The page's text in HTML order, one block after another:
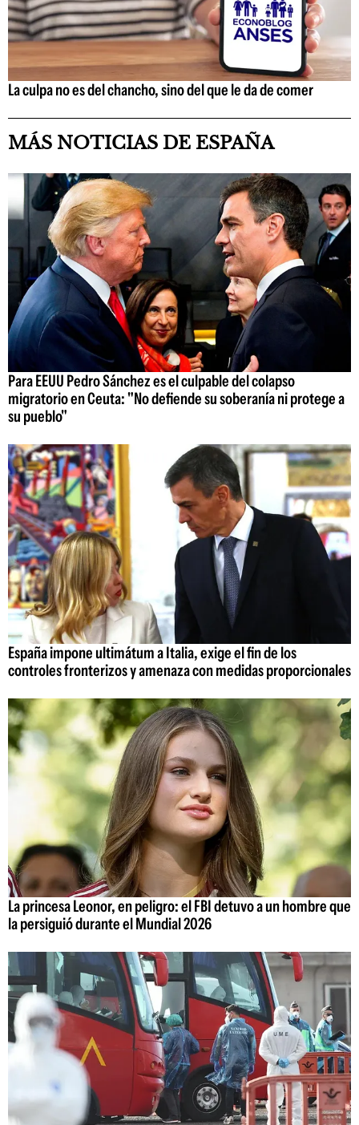
La culpa no es del chancho, sino del que le da de comer
MÁS NOTICIAS DE ESPAÑA
Para EEUU Pedro Sánchez es el culpable del colapso
migratorio en Ceuta: "No defiende su soberanía ni protege a
su pueblo"
España impone ultimátum a Italia, exige el fin de los
controles fronterizos y amenaza con medidas proporcionales
La princesa Leonor, en peligro: el FBI detuvo a un hombre que
la persiguió durante el Mundial 2026